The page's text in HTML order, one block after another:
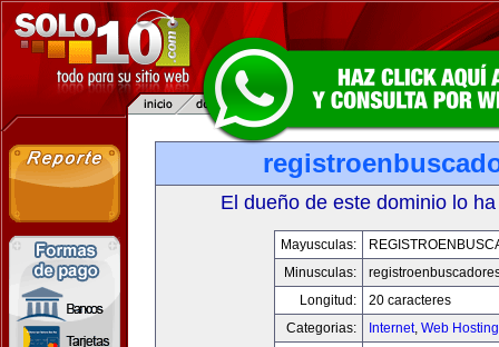
El dueño de este dominio lo
Mayusculas:
Minusculas:
Longitud:
20 caracteres
Categorias:
Internet, Web